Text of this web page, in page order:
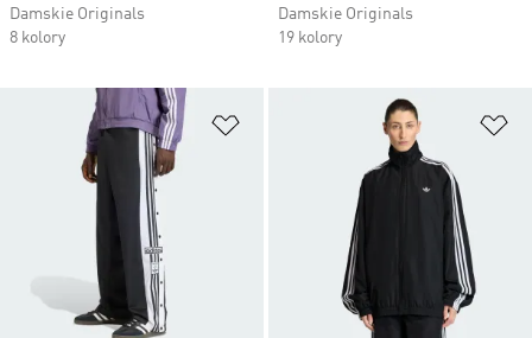
Damskie Originals
8 kolory
Damskie Originals
19 kolory
Dodaj do listy życzeń